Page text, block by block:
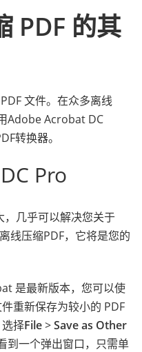
PDF 的其
文件。在众多离线
Adobe Acrobat DC
转换器。
Pro
，几乎可以解决您关于
线压缩PDF，它将是您的
是最新版本，您可以使
重新保存为较小的 PDF
择File>Save as Other
到一个弹出窗口，只需单